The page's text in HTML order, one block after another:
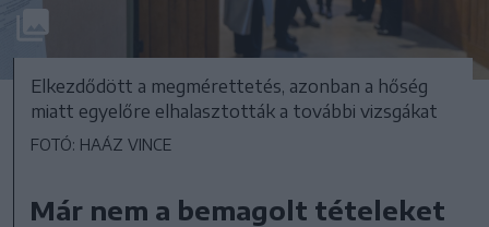
Elkezdődött a megmérettetés, azonban a hőség
miatt egyelőre elhalasztották a további vizsgákat
FOTÓ: HAÁZ VINCE
Már nem a bemagolt tételeket